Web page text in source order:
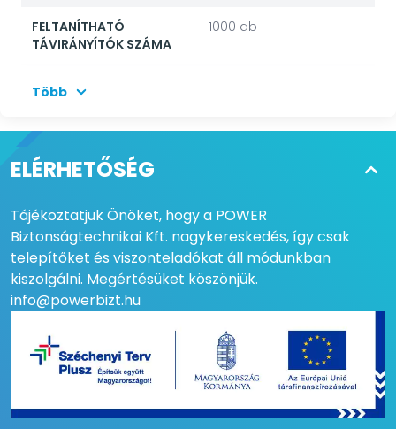
FELTANÍTHATÓ
TÁVIRÁNYÍTÓK SZÁMA
1000 db
MAX MŰKÖDÉSI CIKLUS
OPCIONÁLIS
AKKUMULÁTOR
VEZÉRLŐ BEMENETEK
nyitás, zárás, gyalogos
kapu, léptetős, fotocella1,
fotocella2, stop,
biztonsági él
VEZÉRLŐ KIMENETEK
villogó fény, üdvözlő
fény, kiegészítők
tápellátás 24Vdc 250mA
VILLOGÓ KIMENET 230Vac 40W
VÉDETTSÉG IP44
Több
ELÉRHETŐSÉG
Tájékoztatjuk Önöket, hogy a POWER
Biztonságtechnikai Kft. nagykereskedés, így csak
telepítőket és viszonteladókat áll módunkban
kiszolgálni. Megértésüket köszönjük.
info@powerbizt.hu